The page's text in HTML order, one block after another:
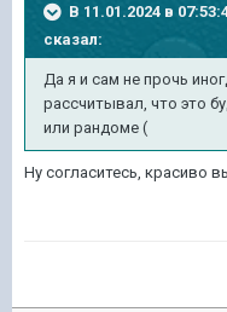
В 11.01.2024 в
сказал:
Да я и сам не прочь
рассчитывал, что это
или рандоме (
Ну согласитесь, красиво